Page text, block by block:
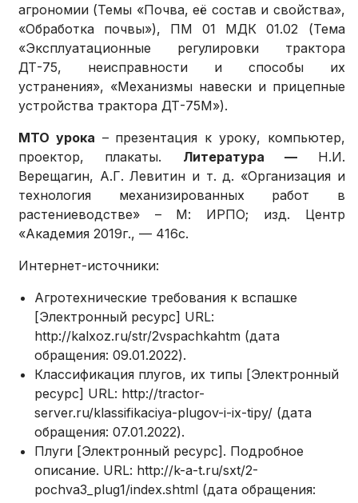
агрономии (Темы «Почва, её состав и свойства»,
«Обработка почвы»), ПМ 01 МДК 01.02 (Тема
«Эксплуатационные регулировки трактора
ДТ-75, неисправности и способы их
устранения», «Механизмы навески и прицепные
устройства трактора ДТ-75М»).
МТО урока – презентация к уроку, компьютер,
проектор, плакаты. Литература — Н.И.
Верещагин, А.Г. Левитин и т. д. «Организация и
технология механизированных работ в
растениеводстве» – М: ИРПО; изд. Центр
«Академия 2019г., — 416с.
Интернет-источники:
Агротехнические требования к вспашке
[Электронный ресурс] URL:
http://kalxoz.ru/str/2vspachkahtm (дата
обращения: 09.01.2022).
Классификация плугов, их типы [Электронный
ресурс] URL: http://tractor-
server.ru/klassifikaciya-plugov-i-ix-tipy/ (дата
обращения: 07.01.2022).
Плуги [Электронный ресурс]. Подробное
описание. URL: http://k-a-t.ru/sxt/2-
pochva3_plug1/index.shtml (дата обращения: